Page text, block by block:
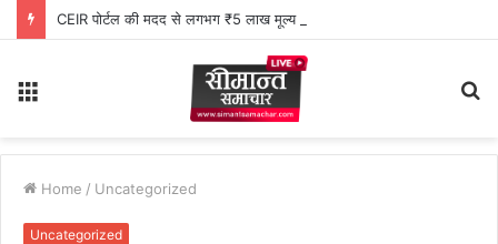
CEIR पोर्टल की मदद से लगभग ₹5 लाख मूल्य के 20 मोबाइल फोन बरामद
Home / Uncategorized
Uncategorized